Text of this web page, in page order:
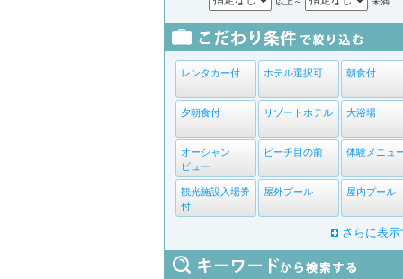
レンタカー付 ホテル選択可 朝食付
夕朝食付 リゾートホテル 大浴場
オーシャン
ビュー
ビーチ目の前 体験メニュ
観光施設入場券
付
屋外プール 屋内プール
さらに表示